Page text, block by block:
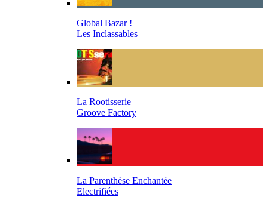
Global Bazar !
Les Inclassables
La Rootisserie
Groove Factory
La Parenthèse Enchantée
Electrifiées